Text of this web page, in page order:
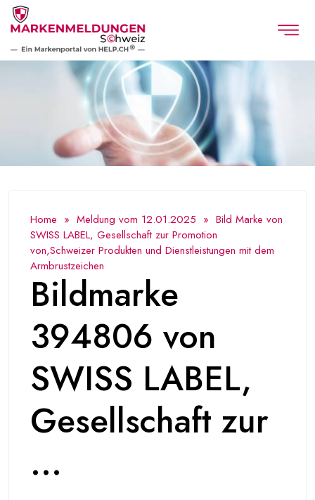
Home » Meldung vom 12.01.2025 » Bild Marke von
SWISS LABEL, Gesellschaft zur Promotion
von,Schweizer Produkten und Dienstleistungen mit dem
Armbrustzeichen
Bildmarke
394806 von
SWISS LABEL,
Gesellschaft zur
...